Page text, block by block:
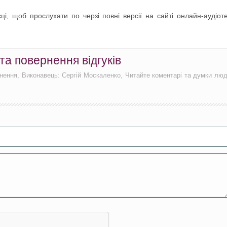
щоб прослухати по черзі повні версії на сайті онлайн-
повернення відгуків
Виконавець: Сергій Москаленко, Читайте коментарі та думки